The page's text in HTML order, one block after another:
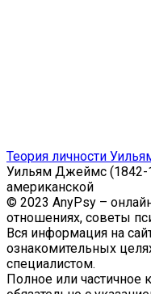
Теория личности
Уильям Джеймс (1842-
американской
© 2023 AnyPsy –
отношениях, советы
Вся информация на
ознакомительных
специалистом.
Полное или частичное